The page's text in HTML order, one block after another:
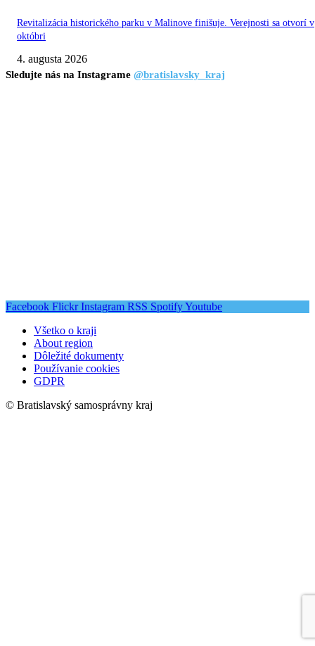
Revitalizácia historického parku v Malinove finišuje. Verejnosti sa otvorí v
októbri
4. augusta 2026
Sledujte nás na Instagrame @bratislavsky_kraj
Facebook Flickr Instagram RSS SpotifyYoutube
Všetko o kraji
About region
Dôležité dokumenty
Používanie cookies
GDPR
© Bratislavský samosprávny kraj